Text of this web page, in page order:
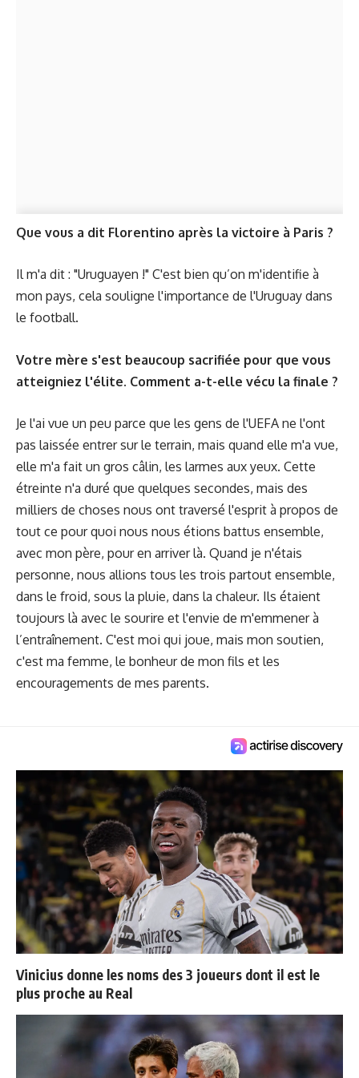
Que vous a dit Florentino après la victoire à Paris ?
Il m'a dit : "Uruguayen !" C'est bien qu’on m'identifie à
mon pays, cela souligne l'importance de l'Uruguay dans
le football.
Votre mère s'est beaucoup sacrifiée pour que vous
atteigniez l'élite. Comment a-t-elle vécu la finale ?
Je l'ai vue un peu parce que les gens de l'UEFA ne l'ont
pas laissée entrer sur le terrain, mais quand elle m'a vue,
elle m'a fait un gros câlin, les larmes aux yeux. Cette
étreinte n'a duré que quelques secondes, mais des
milliers de choses nous ont traversé l'esprit à propos de
tout ce pour quoi nous nous étions battus ensemble,
avec mon père, pour en arriver là. Quand je n'étais
personne, nous allions tous les trois partout ensemble,
dans le froid, sous la pluie, dans la chaleur. Ils étaient
toujours là avec le sourire et l'envie de m'emmener à
l’entraînement. C'est moi qui joue, mais mon soutien,
c'est ma femme, le bonheur de mon fils et les
encouragements de mes parents.
Vinicius donne les noms des 3 joueurs dont il est le
plus proche au Real